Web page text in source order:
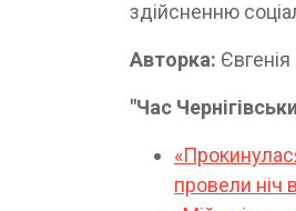
здійсненню
Авторка:
"Час
провели ніч